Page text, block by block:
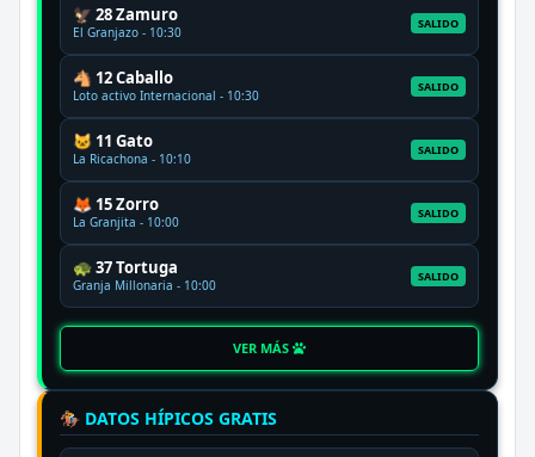
🦅 28 Zamuro
El Granjazo - 10:30
SALIDO
🐴 12 Caballo
Loto activo Internacional - 10:30
SALIDO
🐱 11 Gato
La Ricachona - 10:10
SALIDO
🦊 15 Zorro
La Granjita - 10:00
SALIDO
🐢 37 Tortuga
Granja Millonaria - 10:00
SALIDO
VER MÁS
🏇 DATOS HÍPICOS GRATIS